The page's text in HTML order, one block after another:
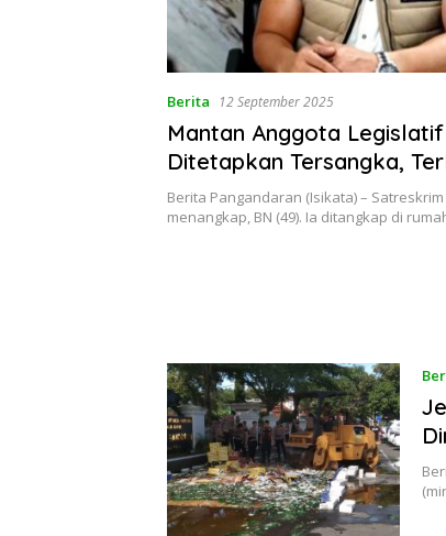
Berita 12 September 2025
Mantan Anggota Legislatif
Ditetapkan Tersangka,
Tipu Gelap Ratusan Juta
Berita Pangandaran (Isikata) –
menangkap, BN (49). Ia ditangkap di